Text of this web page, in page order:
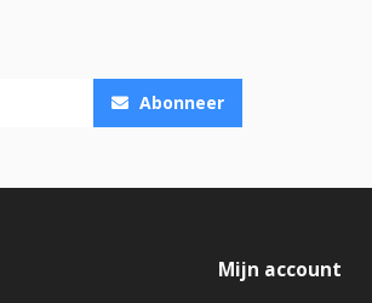
Abonneer
Mijn account